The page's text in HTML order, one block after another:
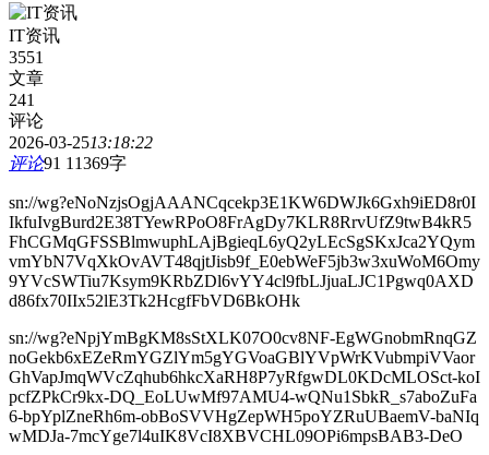
IT资讯
3551
文章
241
评论
2026-03-2513:18:22
评论91 11369字
sn://wg?eNoNzjsOgjAAANCqcekp3E1KW6DWJk6Gxh9iED8r0I
IkfuIvgBurd2E38TYewRPoO8FrAgDy7KLR8RrvUfZ9twB4kR5
FhCGMqGFSSBlmwuphLAjBgieqL6yQ2yLEcSgSKxJca2YQym
vmYbN7VqXkOvAVT48qjtJisb9f_E0ebWeF5jb3w3xuWoM6Omy
9YVcSWTiu7Ksym9KRbZDl6vYY4cl9fbLJjuaLJC1Pgwq0AXD
d86fx70IIx52lE3Tk2HcgfFbVD6BkOHk
sn://wg?eNpjYmBgKM8sStXLK07O0cv8NF-EgWGnobmRnqGZ
noGekb6xEZeRmYGZlYm5gYGVoaGBlYVpWrKVubmpiVVaor
GhVapJmqWVcZqhub6hkcXaRH8P7yRfgwDL0KDcMLOSct-koI
pcfZPkCr9kx-DQ_EoLUwMf97AMU4-wQNu1SbkR_s7aboZuFa
6-bpYplZneRh6m-obBoSVVHgZepWH5poYZRuUBaemV-baNIq
wMDJa-7mcYge7l4uIK8VcI8XBVCHL09OPi6mpsBAB3-DeO